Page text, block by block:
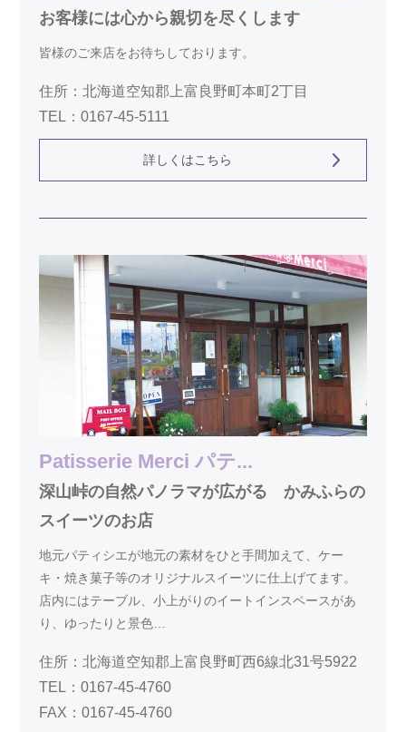
お客様には心から親切を尽くします
皆様のご来店をお待ちしております。
住所：北海道空知郡上富良野町本町2丁目
TEL：0167-45-5111
詳しくはこちら
Patisserie Merci パテ...
深山峠の自然パノラマが広がる かみふらの
スイーツのお店
地元パティシエが地元の素材をひと手間加えて、ケー
キ・焼き菓子等のオリジナルスイーツに仕上げてます。
店内にはテーブル、小上がりのイートインスペースがあ
り、ゆったりと景色…
住所：北海道空知郡上富良野町西6線北31号5922
TEL：0167-45-4760
FAX：0167-45-4760